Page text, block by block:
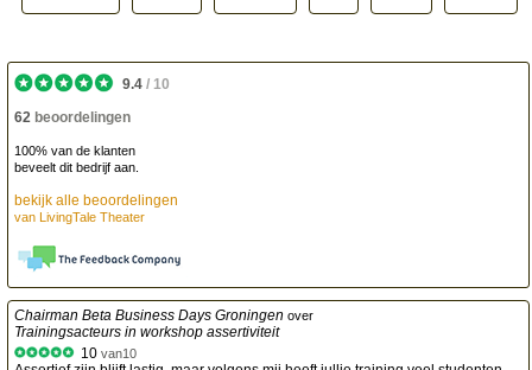
9.4 / 10
62 beoordelingen
100% van de klanten
beveelt dit bedrijf aan.
bekijk alle beoordelingen
van LivingTale Theater
Chairman Beta Business Days Groningen over
Trainingsacteurs in workshop assertiviteit
10van10